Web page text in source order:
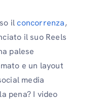
ilconcorrenza,
il suo Reels
palese
e un layout
media
pena? I video